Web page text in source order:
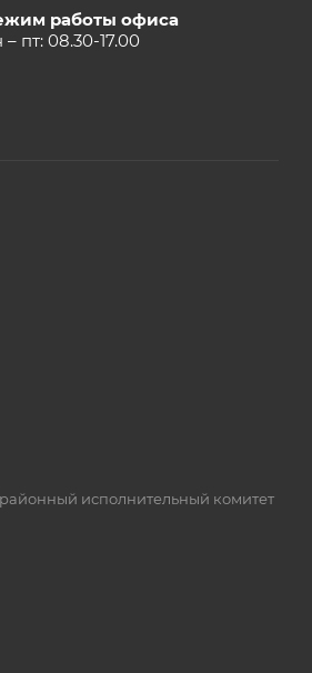
работы офиса
– пт: 08.30-17.00
исполнительный комитет